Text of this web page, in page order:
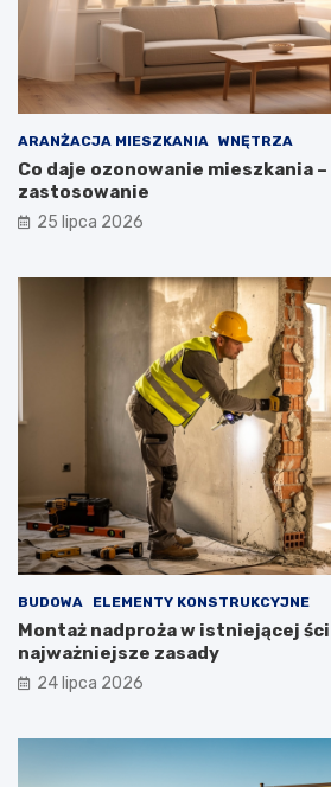
ARANŻACJA MIESZKANIA WNĘTRZA
Co daje ozonowanie mieszkania
zastosowanie
25 lipca 2026
BUDOWA ELEMENTY KONSTRUKCYJNE
Montaż nadproża w istniejącej
najważniejsze zasady
24 lipca 2026